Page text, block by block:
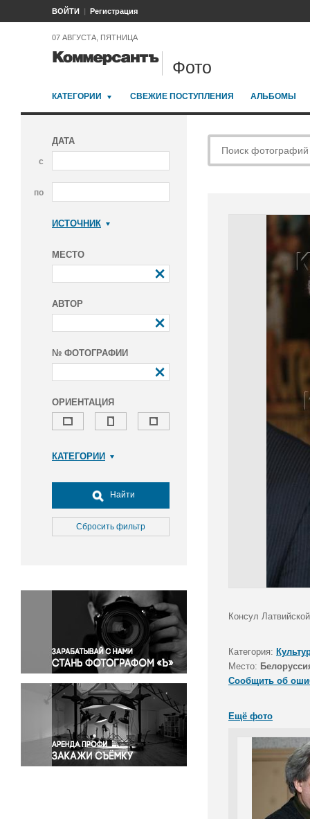
ВОЙТИ Регистрация
07 АВГУСТА, ПЯТНИЦА
Фото
КАТЕГОРИИ СВЕЖИЕ ПОСТУПЛЕНИЯ АЛЬБОМЫ
ДАТА
с
по
ИСТОЧНИК
МЕСТО
АВТОР
№ ФОТОГРАФИИ
ОРИЕНТАЦИЯ
КАТЕГОРИИ
Досуг, туризм и отдых
Культура
Медицина
Окружающая среда
Политика
Правосудие
Происшествия и конфликты
Религия
Светская жизнь
Спорт
Экология
Экономика и бизнес
Найти
Сбросить фильтр
Консул
Категория:
Место:
Сообщить об
Ещё фото